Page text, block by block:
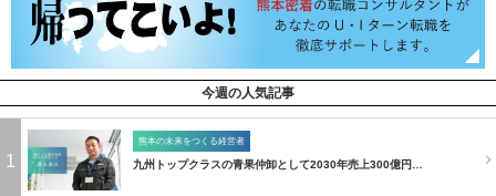
今週の人気記事
1
熊本の未来をつくる経営者
九州トップクラスの青果仲卸として2030年売上300億円…